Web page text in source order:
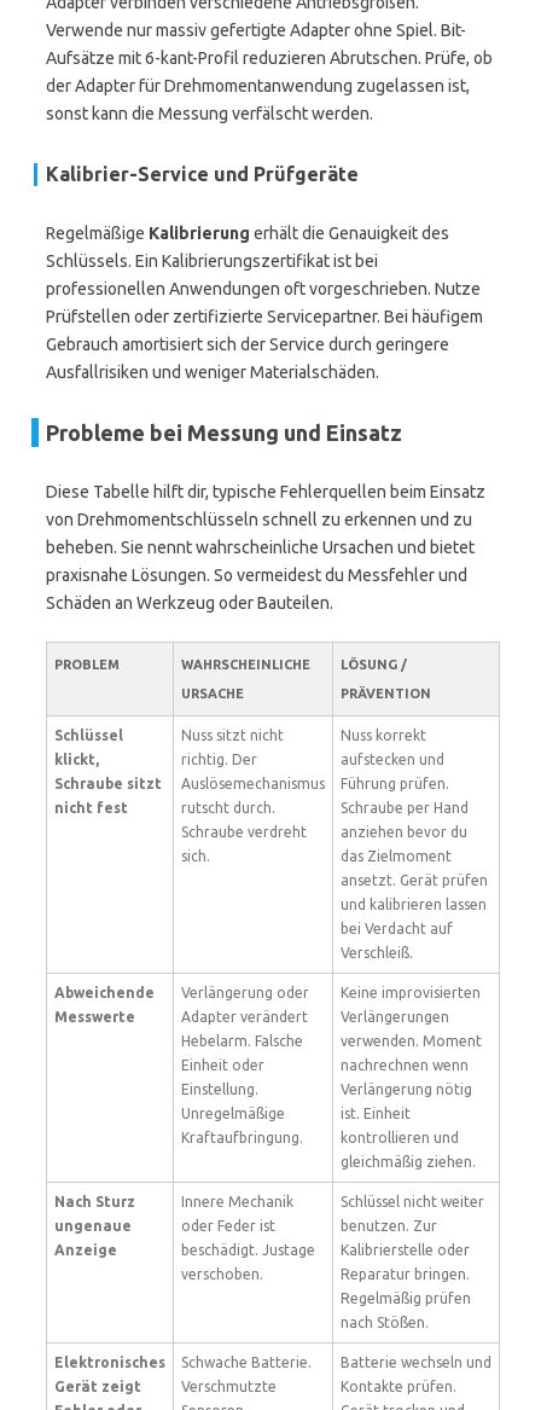
Verwende nur massiv gefertigte Adapter ohne Spiel. Bit-
Aufsätze mit 6-kant-Profil reduzieren Abrutschen. Prüfe, ob
der Adapter für Drehmomentanwendung zugelassen ist,
sonst kann die Messung verfälscht werden.
Kalibrier-Service und Prüfgeräte
Regelmäßige Kalibrierung erhält die Genauigkeit des
Schlüssels. Ein Kalibrierungszertifikat ist bei
professionellen Anwendungen oft vorgeschrieben. Nutze
Prüfstellen oder zertifizierte Servicepartner. Bei häufigem
Gebrauch amortisiert sich der Service durch geringere
Ausfallrisiken und weniger Materialschäden.
Probleme bei Messung und Einsatz
Diese Tabelle hilft dir, typische Fehlerquellen beim Einsatz
von Drehmomentschlüsseln schnell zu erkennen und zu
beheben. Sie nennt wahrscheinliche Ursachen und bietet
praxisnahe Lösungen. So vermeidest du Messfehler und
Schäden an Werkzeug oder Bauteilen.
PROBLEM
WAHRSCHEINLICHE
URSACHE
LÖSUNG /
PRÄVENTION
Schlüssel
klickt,
Schraube sitzt
nicht fest
Nuss sitzt nicht
richtig. Der
Auslösemechanismus
rutscht durch.
Schraube verdreht
sich.
Nuss korrekt
aufstecken und
Führung prüfen.
Schraube per Hand
anziehen bevor du
das Zielmoment
ansetzt. Gerät prüfen
und kalibrieren lassen
bei Verdacht auf
Verschleiß.
Abweichende
Messwerte
Verlängerung oder
Adapter verändert
Hebelarm. Falsche
Einheit oder
Einstellung.
Unregelmäßige
Kraftaufbringung.
Keine improvisierten
Verlängerungen
verwenden. Moment
nachrechnen wenn
Verlängerung nötig
ist. Einheit
kontrollieren und
gleichmäßig ziehen.
Nach Sturz
ungenaue
Anzeige
Innere Mechanik
oder Feder ist
beschädigt. Justage
verschoben.
Schlüssel nicht weiter
benutzen. Zur
Kalibrierstelle oder
Reparatur bringen.
Regelmäßig prüfen
nach Stößen.
Elektronisches
Gerät zeigt
Schwache Batterie.
Verschmutzte
Batterie wechseln und
Kontakte prüfen.